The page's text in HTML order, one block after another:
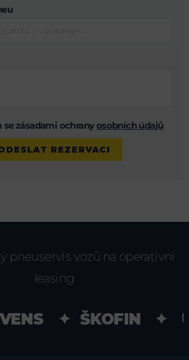
se zásadami ochranyosobních údajů
pneuservis vozů na operativní
leasing
✦ ŠKOFIN ✦